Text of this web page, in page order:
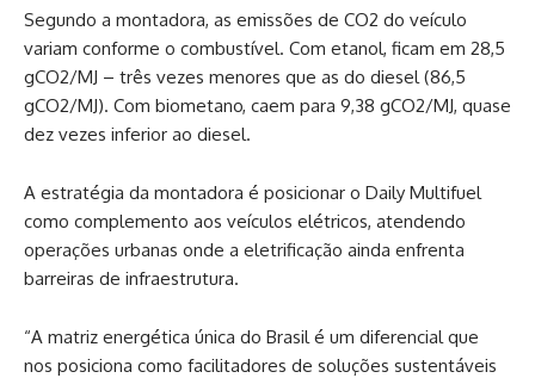
Segundo a montadora, as emissões de CO2 do veículo
variam conforme o combustível. Com etanol, ficam em 28,5
gCO2/MJ – três vezes menores que as do diesel (86,5
gCO2/MJ). Com biometano, caem para 9,38 gCO2/MJ, quase
dez vezes inferior ao diesel.
A estratégia da montadora é posicionar o Daily Multifuel
como complemento aos veículos elétricos, atendendo
operações urbanas onde a eletrificação ainda enfrenta
barreiras de infraestrutura.
“A matriz energética única do Brasil é um diferencial que
nos posiciona como facilitadores de soluções sustentáveis